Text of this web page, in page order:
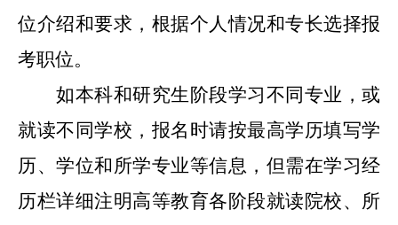
位介绍和要求，根据个人情况和专长选择报
考职位。
如本科和研究生阶段学习不同专业，或
就读不同学校，报名时请按最高学历填写学
历、学位和所学专业等信息，但需在学习经
历栏详细注明高等教育各阶段就读院校、所